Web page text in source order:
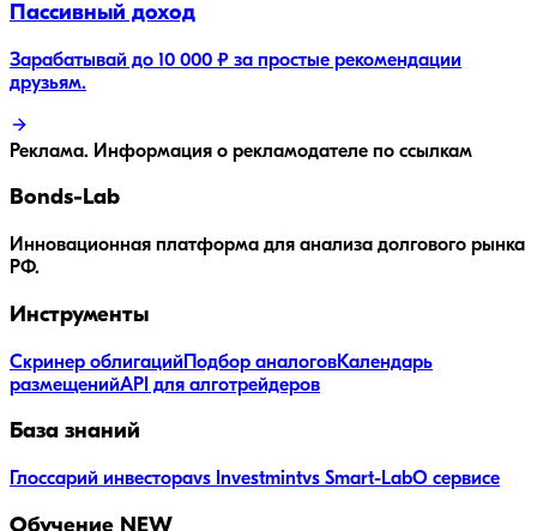
Пассивный доход
Зарабатывай до 10 000 ₽ за простые рекомендации
друзьям.
Реклама. Информация о рекламодателе по ссылкам
Bonds-Lab
Инновационная платформа для анализа долгового рынка
РФ.
Инструменты
Скринер облигаций Подбор аналоговКалендарь
размещенийAPI для алготрейдеров
База знаний
Глоссарий инвестораvs Investmintvs Smart-LabО сервисе
Обучение NEW